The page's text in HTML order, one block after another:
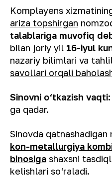
Komplayens
ariza topshirgan
talablariga muvofiq
bilan joriy yil 16-iyul
nazariy bilimlari va
savollari orqali
Sinovni o‘tkazish vaqti:
ga qadar.
Sinovda qatnashadigan
kon-metallurgiya
binosiga shaxsni
kelishlari so‘raladi.